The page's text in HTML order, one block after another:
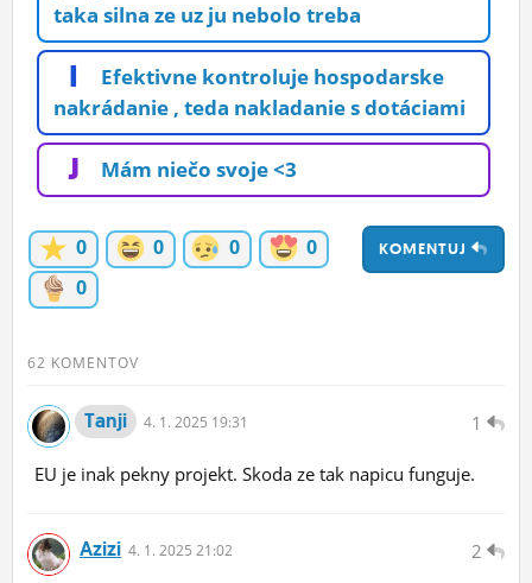
taka silna ze uz ju nebolo treba
I
Efektivne kontroluje hospodarske
nakrádanie , teda nakladanie s dotáciami
J Mám niečo svoje <3
KOMENTUJ
0 0 0
0
0
62 KOMENTOV
1
Tanji 4. 1. 2025 19:31
EU je inak pekny projekt. Skoda ze tak napicu funguje.
2
Azizi 4. 1. 2025 21:02